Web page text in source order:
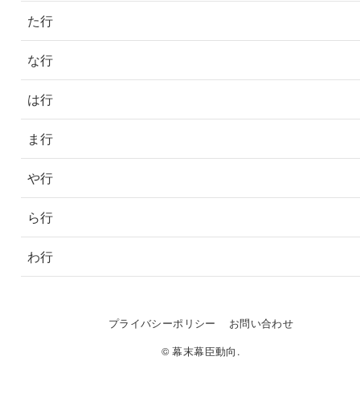
た行
な行
は行
ま行
や行
ら行
わ行
プライバシーポリシー
お問い合わせ
© 幕末幕臣動向.